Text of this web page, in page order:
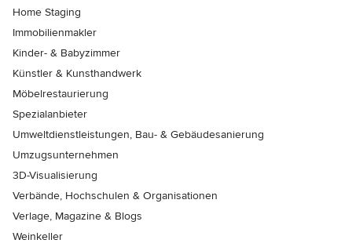
Home Staging
Immobilienmakler
Kinder- & Babyzimmer
Künstler & Kunsthandwerk
Möbelrestaurierung
Spezialanbieter
Umweltdienstleistungen, Bau- & Gebäudesanierung
Umzugsunternehmen
3D-Visualisierung
Verbände, Hochschulen & Organisationen
Verlage, Magazine & Blogs
Weinkeller